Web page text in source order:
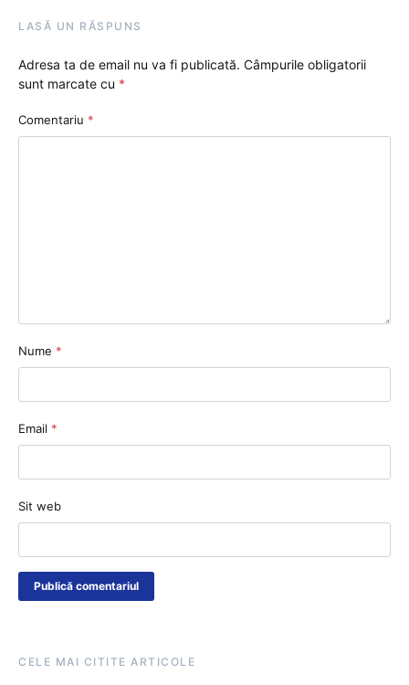
LASĂ UN RĂSPUNS
Adresa ta de email nu va fi publicată. Câmpurile obligatorii
sunt marcate cu *
Comentariu *
Nume *
Email *
Sit web
CELE MAI CITITE ARTICOLE